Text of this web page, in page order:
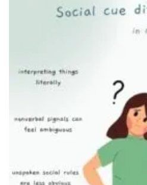
Семья за праздничным столом